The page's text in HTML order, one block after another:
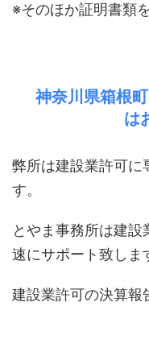
※そのほか証明書類
神奈川県箱根
は
弊所は建設業許可に
す。
とやま事務所は建
速にサポート致しま
建設業許可の決算報